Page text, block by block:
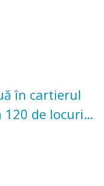
în cartierul
de locuri